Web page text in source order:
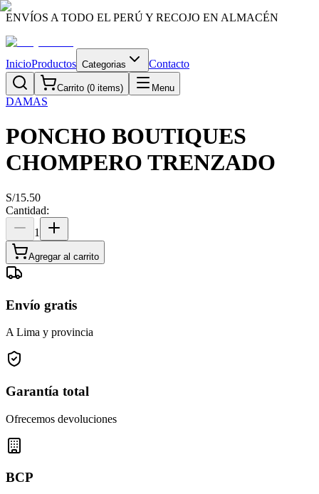
ENVÍOS A TODO EL PERÚ Y RECOJO EN ALMACÉN
InicioProductos Categorias Contacto
Carrito (0 items) Menu
DAMAS
PONCHO BOUTIQUES
CHOMPERO TRENZADO
S/15.50
Cantidad:
1
Agregar al carrito
Envío gratis
A Lima y provincia
Garantía total
Ofrecemos devoluciones
BCP